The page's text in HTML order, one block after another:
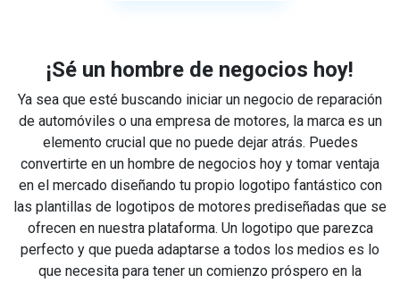
¡Sé un hombre de negocios hoy!
Ya sea que esté buscando iniciar un negocio de reparación
de automóviles o una empresa de motores, la marca es un
elemento crucial que no puede dejar atrás. Puedes
convertirte en un hombre de negocios hoy y tomar ventaja
en el mercado diseñando tu propio logotipo fantástico con
las plantillas de logotipos de motores prediseñadas que se
ofrecen en nuestra plataforma. Un logotipo que parezca
perfecto y que pueda adaptarse a todos los medios es lo
que necesita para tener un comienzo próspero en la